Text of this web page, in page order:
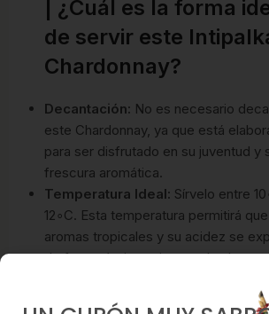
| ¿Cuál es la forma
de servir este
Chardonnay?
Decantación: No es necesario
este Chardonnay, ya que está
para ser disfrutado en su juventud y
frescura aromática.
Temperatura Ideal: Sírvelo entre 10
12 ∘C. Esta temperatura permitirá
aromas tropicales y su acidez se
de forma óptima, sin que el calor